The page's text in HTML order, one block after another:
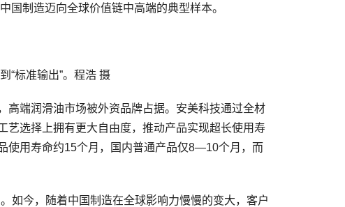
国制造迈向全球价值链中高端的典型样本。
“标准输出”。程浩 摄
端润滑油市场被外资品牌占据。安美科技通过全材
艺选择上拥有更大自由度，推动产品实现超长使用寿
使用寿命约15个月，国内普通产品仅8—10个月，而
今，随着中国制造在全球影响力慢慢的变大，客户